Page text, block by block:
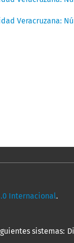
Veracruzana:
Internacional.
sistemas: